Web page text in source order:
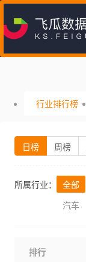
行业排行榜
日榜 周榜
所属行业： 全部
汽车
排行